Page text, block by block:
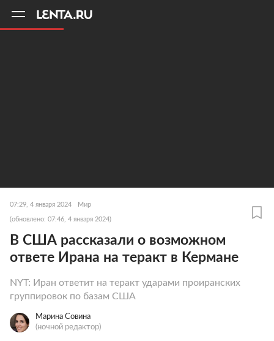
07:29, 4 января 2024 Мир
(обновлено: 07:46, 4 января 2024)
В США рассказали о возможном
ответе Ирана на теракт в Кермане
NYT: Иран ответит на теракт ударами проиранских
группировок по базам США
Марина Совина
(ночной редактор)